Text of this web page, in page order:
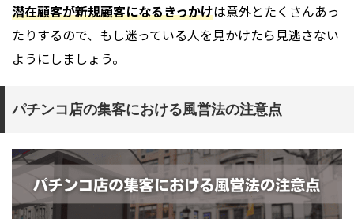
潜在顧客が新規顧客になるきっかけは意外とたくさんあっ
たりするので、もし迷っている人を見かけたら見逃さない
ようにしましょう。
パチンコ店の集客における風営法の注意点